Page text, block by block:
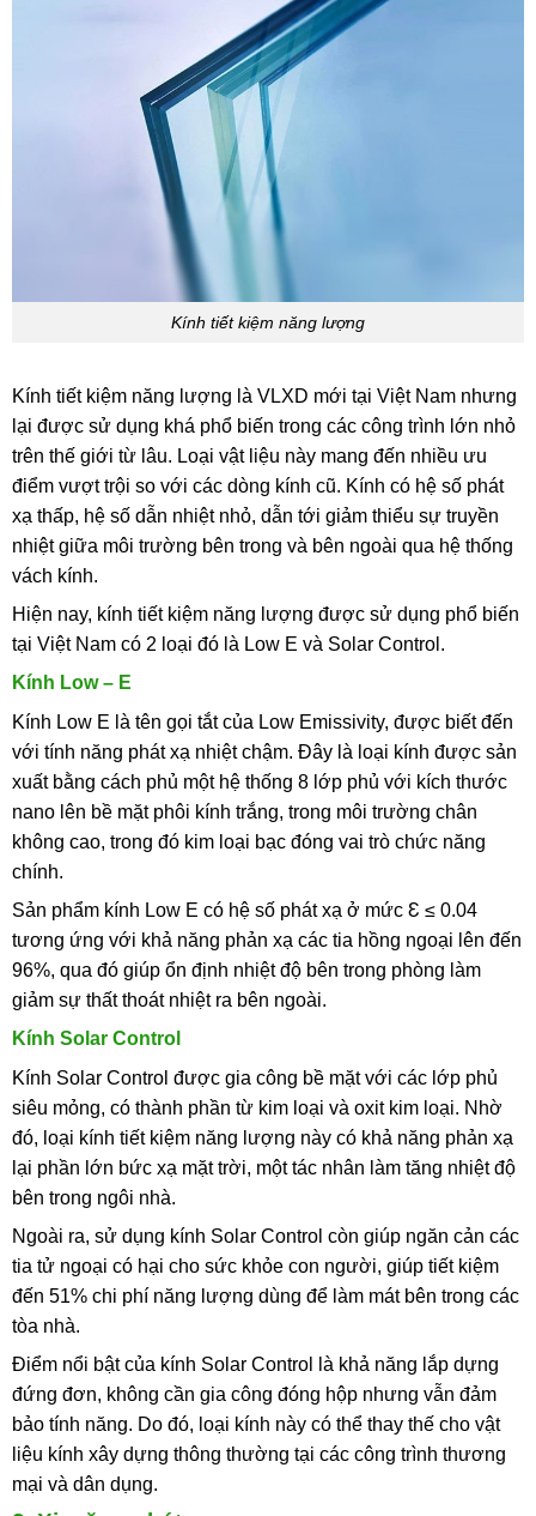
Kính tiết kiệm năng lượng
Kính tiết kiệm năng lượng là VLXD mới tại Việt Nam nhưng
lại được sử dụng khá phổ biến trong các công trình lớn nhỏ
trên thế giới từ lâu. Loại vật liệu này mang đến nhiều ưu
điểm vượt trội so với các dòng kính cũ. Kính có hệ số phát
xạ thấp, hệ số dẫn nhiệt nhỏ, dẫn tới giảm thiểu sự truyền
nhiệt giữa môi trường bên trong và bên ngoài qua hệ thống
vách kính.
Hiện nay, kính tiết kiệm năng lượng được sử dụng phổ biến
tại Việt Nam có 2 loại đó là Low E và Solar Control.
Kính Low – E
Kính Low E là tên gọi tắt của Low Emissivity, được biết đến
với tính năng phát xạ nhiệt chậm. Đây là loại kính được sản
xuất bằng cách phủ một hệ thống 8 lớp phủ với kích thước
nano lên bề mặt phôi kính trắng, trong môi trường chân
không cao, trong đó kim loại bạc đóng vai trò chức năng
chính.
Sản phẩm kính Low E có hệ số phát xạ ở mức Ɛ ≤ 0.04
tương ứng với khả năng phản xạ các tia hồng ngoại lên đến
96%, qua đó giúp ổn định nhiệt độ bên trong phòng làm
giảm sự thất thoát nhiệt ra bên ngoài.
Kính Solar Control
Kính Solar Control được gia công bề mặt với các lớp phủ
siêu mỏng, có thành phần từ kim loại và oxit kim loại. Nhờ
đó, loại kính tiết kiệm năng lượng này có khả năng phản xạ
lại phần lớn bức xạ mặt trời, một tác nhân làm tăng nhiệt độ
bên trong ngôi nhà.
Ngoài ra, sử dụng kính Solar Control còn giúp ngăn cản các
tia tử ngoại có hại cho sức khỏe con người, giúp tiết kiệm
đến 51% chi phí năng lượng dùng để làm mát bên trong các
tòa nhà.
Điểm nổi bật của kính Solar Control là khả năng lắp dựng
đứng đơn, không cần gia công đóng hộp nhưng vẫn đảm
bảo tính năng. Do đó, loại kính này có thể thay thế cho vật
liệu kính xây dựng thông thường tại các công trình thương
mại và dân dụng.